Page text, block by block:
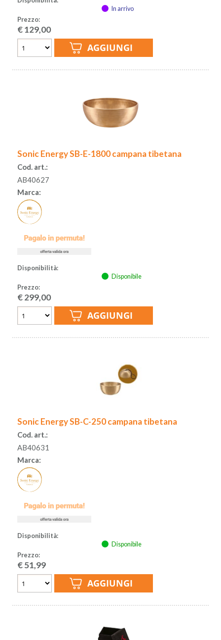
In arrivo
Prezzo:
€129,00
Sonic Energy SB-E-1800 campana tibetana
Cod. art.:
AB40627
Marca:
Disponibilità:
Disponibile
Prezzo:
€299,00
Sonic Energy SB-C-250 campana tibetana
Cod. art.:
AB40631
Marca:
Disponibilità:
Disponibile
Prezzo:
€51,99